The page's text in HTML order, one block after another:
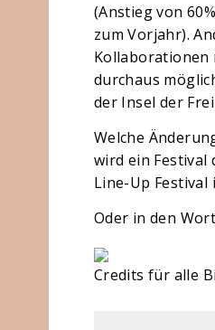
(Anstieg von
zum Vorjahr).
Kollaborationen
durchaus
der Insel der
Welche
wird ein Festival
Line-Up Festival
Oder in den
Credits für alle